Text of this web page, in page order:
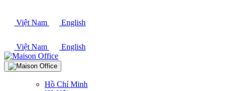
Việt Nam English
Việt Nam English
Hồ Chí Minh